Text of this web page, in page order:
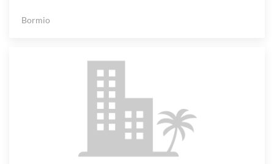
Bormio